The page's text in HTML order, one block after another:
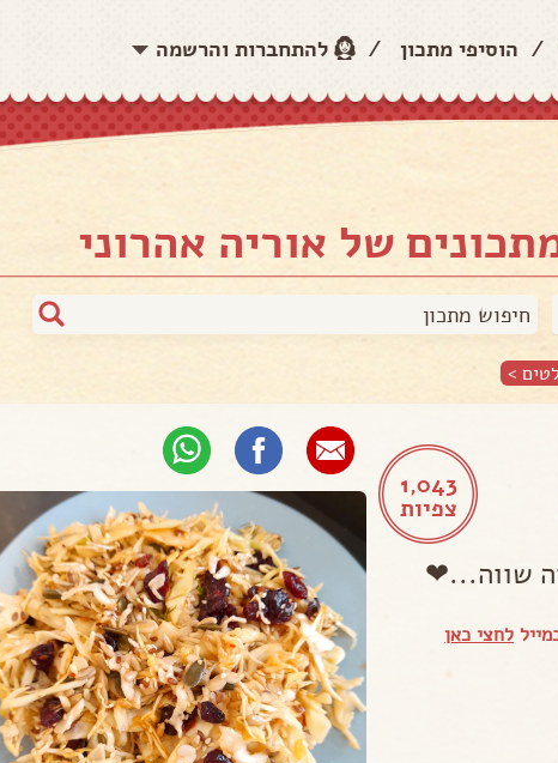
/ הוסיפי מתכון / להתחברות והרשמה
של אוריה אהרוני
>
1,043
צפיות
שווה...❤
לחצי כאן